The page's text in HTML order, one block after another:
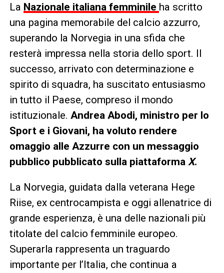
La Nazionale italiana femminile ha scritto
una pagina memorabile del calcio azzurro,
superando la Norvegia in una sfida che
resterà impressa nella storia dello sport. Il
successo, arrivato con determinazione e
spirito di squadra, ha suscitato entusiasmo
in tutto il Paese, compreso il mondo
istituzionale. Andrea Abodi, ministro per lo
Sport e i Giovani, ha voluto rendere
omaggio alle Azzurre con un messaggio
pubblico pubblicato sulla piattaforma X.
La Norvegia, guidata dalla veterana Hege
Riise, ex centrocampista e oggi allenatrice di
grande esperienza, è una delle nazionali più
titolate del calcio femminile europeo.
Superarla rappresenta un traguardo
importante per l’Italia, che continua a